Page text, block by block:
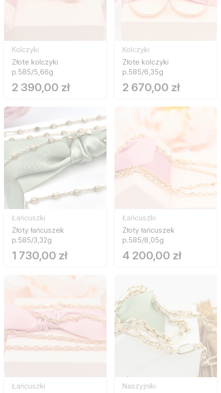
Kolczyki
Złote kolczyki
p.585/5,66g
2 390,00 zł
Kolczyki
Złote kolczyki
p.585/6,35g
2 670,00 zł
Łańcuszki
Złoty łańcuszek
p.585/3,32g
1 730,00 zł
Łańcuszki
Złoty łańcuszek
p.585/8,05g
4 200,00 zł
Łańcuszki
Naszyjniki